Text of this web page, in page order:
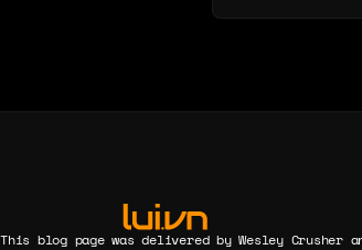
This blog page was delivered by Wesley Crusher